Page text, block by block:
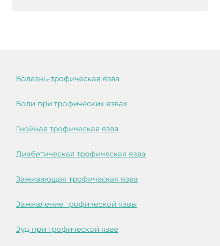
Болезнь-трофическая язва
Боли при трофических язвах
Гнойная трофическая язва
Диабетическая трофическая язва
Заживающая трофическая язва
Заживление трофической язвы
Зуд при трофической язве